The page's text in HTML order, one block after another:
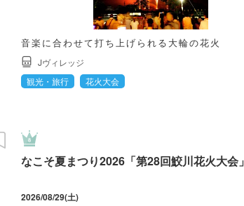
音楽に合わせて打ち上げられる大輪の花火
Jヴィレッジ
観光・旅行
花火大会
なこそ夏まつり2026「第28回鮫川花火大会」
2026/08/29(土)